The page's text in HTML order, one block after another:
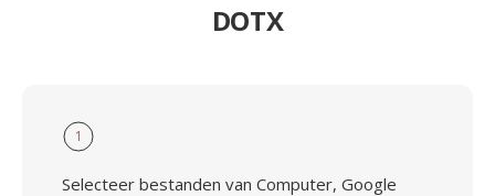
DOTX
1
Selecteer bestanden van Computer, Google